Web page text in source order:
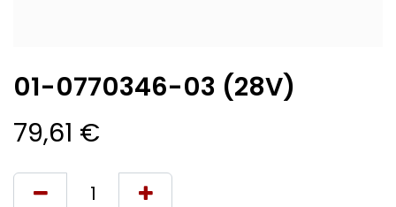
01-0770346-03 (28V)
79,61 €